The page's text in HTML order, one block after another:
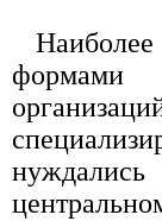
формами